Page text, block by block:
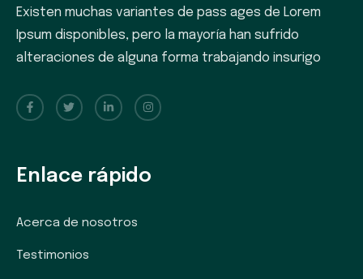
Existen muchas variantes de pass ages de Lorem
Ipsum disponibles, pero la mayoría han sufrido
alteraciones de alguna forma trabajando insurigo
Enlace rápido
Acerca de nosotros
Testimonios